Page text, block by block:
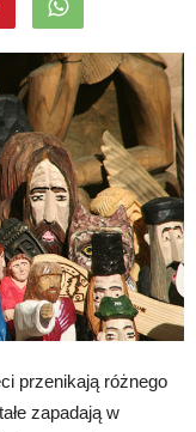
przenikają różnego
zapadają w